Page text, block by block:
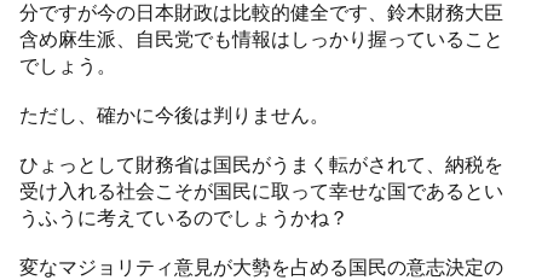
分ですが今の日本財政は比較的健全です、鈴木財務大臣
含め麻生派、自民党でも情報はしっかり握っていること
でしょう。
ただし、確かに今後は判りません。
ひょっとして財務省は国民がうまく転がされて、納税を
受け入れる社会こそが国民に取って幸せな国であるとい
うふうに考えているのでしょうかね？
変なマジョリティ意見が大勢を占める国民の意志決定の